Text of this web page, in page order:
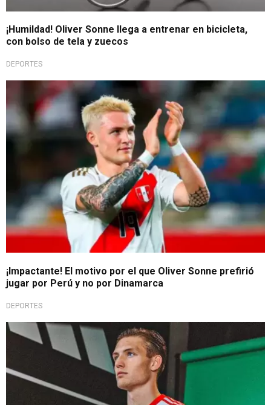
¡Humildad! Oliver Sonne llega a entrenar en bicicleta,
con bolso de tela y zuecos
DEPORTES
Selección Peruana
¡Impactante! El motivo por el que Oliver Sonne prefirió
jugar por Perú y no por Dinamarca
DEPORTES
Selección Peruana